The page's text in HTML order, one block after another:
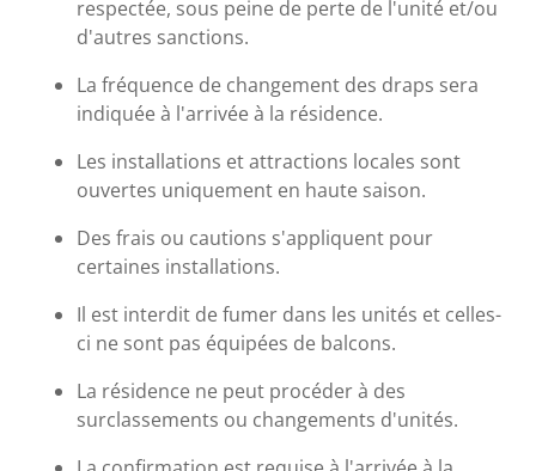
respectée, sous peine de perte de l'unité et/ou
d'autres sanctions.
La fréquence de changement des draps sera
indiquée à l'arrivée à la résidence.
Les installations et attractions locales sont
ouvertes uniquement en haute saison.
Des frais ou cautions s'appliquent pour
certaines installations.
Il est interdit de fumer dans les unités et celles-
ci ne sont pas équipées de balcons.
La résidence ne peut procéder à des
surclassements ou changements d'unités.